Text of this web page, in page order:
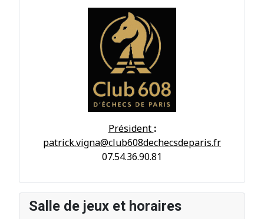
Président :
patrick.vigna@club608dechecsdeparis.fr
07.54.36.90.81
Salle de jeux et horaires